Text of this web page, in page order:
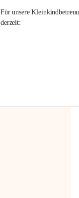
r
n
Für unsere
derzeit: